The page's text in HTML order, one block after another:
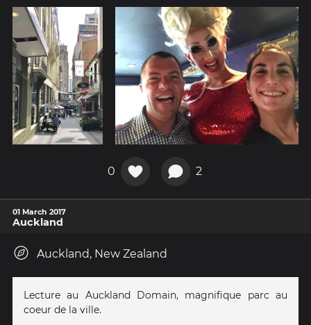
0 2
01 March 2017
Auckland
Auckland, New Zealand
Lecture au Auckland Domain, magnifique parc au
coeur de la ville.